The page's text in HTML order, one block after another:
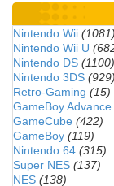
Nintendo Wii (1081)
Nintendo Wii U
Nintendo DS (1100)
Nintendo 3DS (929)
Retro-Gaming (15)
GameBoy Advance
GameCube (422)
GameBoy (119)
Nintendo 64 (315)
Super NES (137)
NES (138)